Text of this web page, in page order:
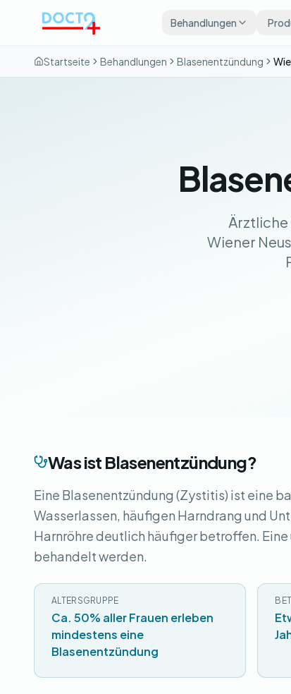
Behandlungen
Startseite Behandlungen Blasenentzündung
Wiener
Was ist Blasenentzündung?
Eine Blasenentzündung (Zystitis) ist eine
Wasserlassen, häufigen Harndrang und
Harnröhre deutlich häufiger betroffen.
behandelt werden.
ALTERSGRUPPE
Ca. 50% aller Frauen erleben
mindestens eine
Blasenentzündung